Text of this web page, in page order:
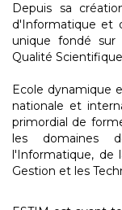
Depuis sa
d'Informatique et
unique fondé sur
Qualité
Ecole dynamique
nationale et
primordial de
les domaines
l'Informatique, de
Gestion et les